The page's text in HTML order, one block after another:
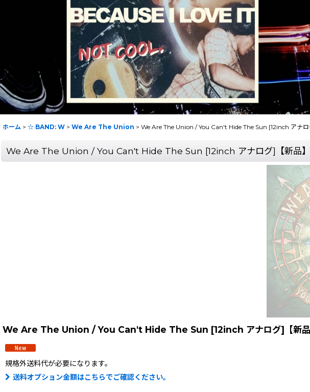
ホーム > ☆ BAND: W > We Are The Union > We Are The Union / You Can't Hide The Sun [12inch アナロ
We Are The Union / You Can't Hide The Sun [12inch アナログ]【新品】
We Are The Union / You Can't Hide The Sun [12inch アナログ]【新品
規格外送料代が必要になります。
送料オプション金額はこちらでご確認ください。